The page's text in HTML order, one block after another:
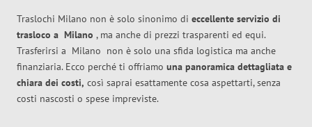
Traslochi Milano non è solo sinonimo di eccellente servizio di
trasloco a Milano , ma anche di prezzi trasparenti ed equi.
Trasferirsi a Milano non è solo una sfida logistica ma anche
finanziaria. Ecco perché ti offriamo una panoramica dettagliata e
chiara dei costi, così saprai esattamente cosa aspettarti, senza
costi nascosti o spese impreviste.